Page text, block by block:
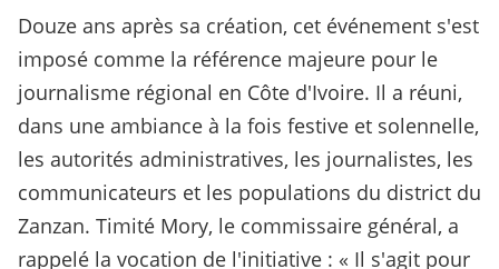
Douze ans après sa création, cet événement s'est
imposé comme la référence majeure pour le
journalisme régional en Côte d'Ivoire. Il a réuni,
dans une ambiance à la fois festive et solennelle,
les autorités administratives, les journalistes, les
communicateurs et les populations du district du
Zanzan. Timité Mory, le commissaire général, a
rappelé la vocation de l'initiative : « Il s'agit pour